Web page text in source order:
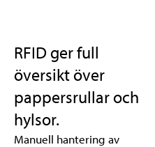
RFID ger full
översikt över
pappersrullar och
hylsor.
Manuell hantering av